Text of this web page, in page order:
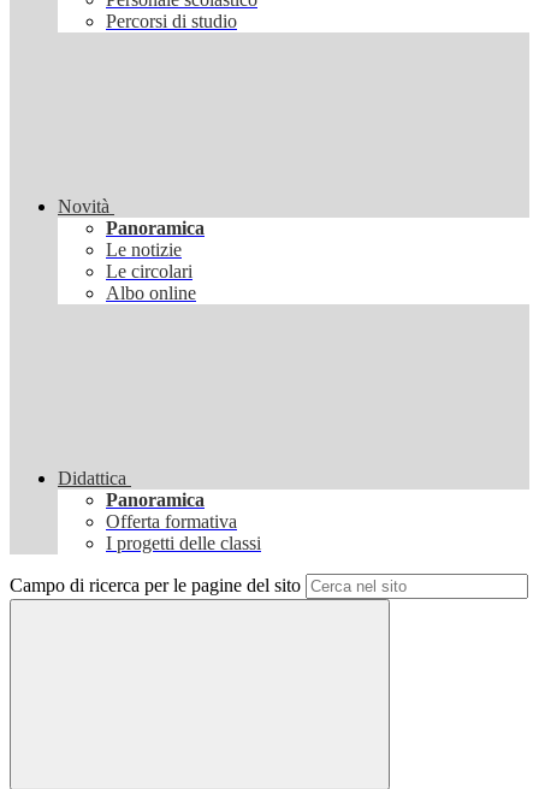
Percorsi di studio
Novità
Panoramica
Le notizie
Le circolari
Albo online
Didattica
Panoramica
Offerta formativa
I progetti delle classi
Campo di ricerca per le pagine del sito